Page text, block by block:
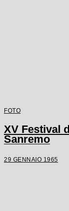
FOTO
XV Festival
Sanremo
29 GENNAIO 1965